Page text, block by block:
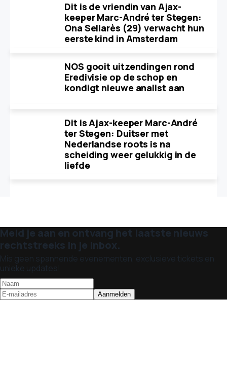
Dit is de vriendin van Ajax-
keeper Marc-André ter Stegen:
Ona Sellarès (29) verwacht hun
eerste kind in Amsterdam
NOS gooit uitzendingen rond
Eredivisie op de schop en
kondigt nieuwe analist aan
Dit is Ajax-keeper Marc-André
ter Stegen: Duitser met
Nederlandse roots is na
scheiding weer gelukkig in de
liefde
Meld je aan en ontvang het laatste nieuws
rechtstreeks in je inbox.
Mis geen spannende evenementen, exclusieve tickets en
unieke updates!